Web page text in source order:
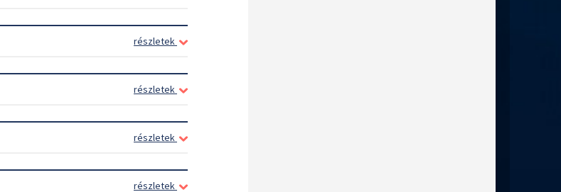
részletek
részletek
részletek
részletek